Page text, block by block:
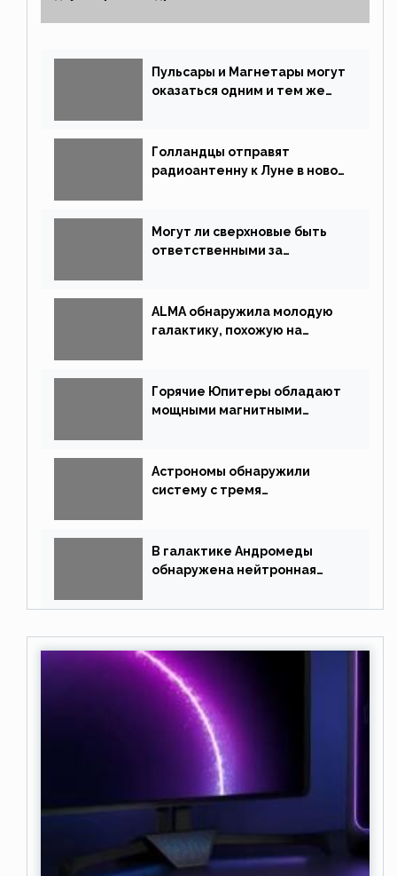
Пульсары и Магнетары могут
оказаться одним и тем же
Голландцы отправят
радиоантенну к Луне в новой
Могут ли сверхновые быть
ответственными за
ALMA обнаружила молодую
галактику, похожую на
Горячие Юпитеры обладают
мощными магнитными
Астрономы обнаружили
систему с тремя
В галактике Андромеды
обнаружена нейтронная